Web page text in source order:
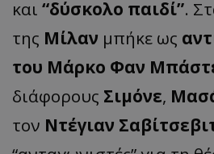
και “δύσκολο παιδί”.
της Μίλαν μπήκε ως
του Μάρκο Φαν
διάφορους Σιμόνε,
τον Ντέγιαν